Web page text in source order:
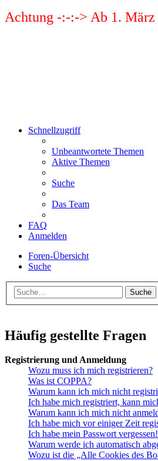
Achtung -:-:-> Ab 1.
Schnellzugriff
Unbeantwortete Themen
Aktive Themen
Suche
Das Team
FAQ
Anmelden
Foren-Übersicht
Suche
Suche
Häufig gestellte Fragen
Registrierung und Anmeldung
Wozu muss ich mich registrieren?
Was ist COPPA?
Warum kann ich mich nicht
Ich habe mich registriert, kann
Warum kann ich mich nicht
Ich habe mich vor einiger Zeit
Ich habe mein Passwort vergessen!
Warum werde ich automatisch
Wozu ist die „Alle Cookies des